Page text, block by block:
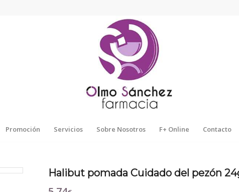
Promoción Servicios Sobre Nosotros F+ Online Contacto
Halibut pomada Cuidado del pezón